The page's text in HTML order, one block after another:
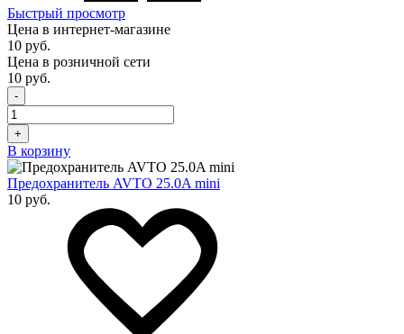
Быстрый просмотр
Цена в интернет-магазине
10 руб.
Цена в розничной сети
10 руб.
-
+
В корзину
Предохранитель AVTO 25.0A mini
10 руб.